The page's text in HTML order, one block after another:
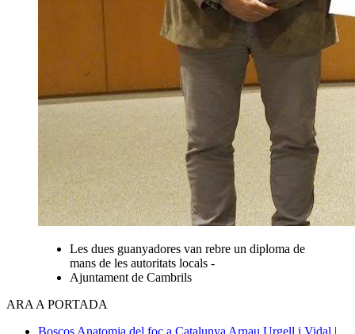
Les dues guanyadores van rebre un diploma de
mans de les autoritats locals -
Ajuntament de Cambrils
ARA A PORTADA
Boscos Anatomia del foc a Catalunya Arnau Urgell i Vidal |